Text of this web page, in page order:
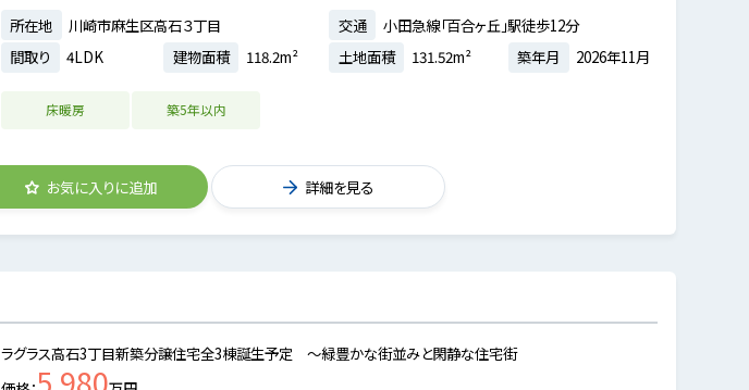
所在地
川崎市麻生区高石３丁目 交通
小田急線「百合ヶ丘」駅徒歩12分
間取り
4LDK 建物面積 118.2m² 土地面積 131.52m² 築年月 2026年11月
床暖房 築5年以内
お気に入りに追加 詳細を見る
ラグラス高石3丁目新築分譲住宅全3棟誕生予定 ～緑豊かな街並みと閑静な住宅街
5,980